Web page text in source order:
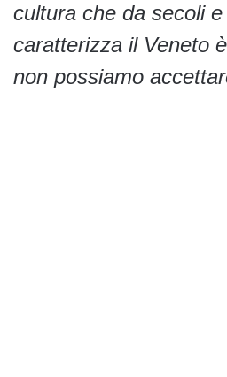
cultura che da secoli
caratterizza il Veneto
non possiamo